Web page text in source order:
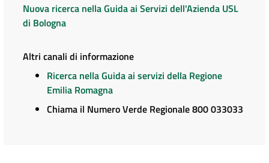
Nuova ricerca nella Guida ai Servizi dell'Azienda USL
di Bologna
Altri canali di informazione
Ricerca nella Guida ai servizi della Regione
Emilia Romagna
Chiama il Numero Verde Regionale 800 033033